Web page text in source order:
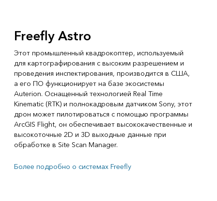
Freefly Astro
Этот промышленный квадрокоптер, используемый
для картографирования с высоким разрешением и
проведения инспектирования, производится в США,
а его ПО функционирует на базе экосистемы
Auterion. Оснащенный технологией Real Time
Kinematic (RTK) и полнокадровым датчиком Sony, этот
дрон может пилотироваться с помощью программы
ArcGIS Flight, он обеспечивает высококачественные и
высокоточные 2D и 3D выходные данные при
обработке в Site Scan Manager.
Более подробно о системах Freefly